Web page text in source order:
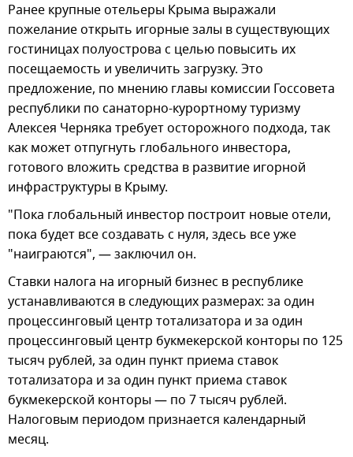
Ранее крупные отельеры Крыма выражали
пожелание открыть игорные залы в существующих
гостиницах полуострова с целью повысить их
посещаемость и увеличить загрузку. Это
предложение, по мнению главы комиссии Госсовета
республики по санаторно-курортному туризму
Алексея Черняка требует осторожного подхода, так
как может отпугнуть глобального инвестора,
готового вложить средства в развитие игорной
инфраструктуры в Крыму.
"Пока глобальный инвестор построит новые отели,
пока будет все создавать с нуля, здесь все уже
"наиграются", — заключил он.
Ставки налога на игорный бизнес в республике
устанавливаются в следующих размерах: за один
процессинговый центр тотализатора и за один
процессинговый центр букмекерской конторы по 125
тысяч рублей, за один пункт приема ставок
тотализатора и за один пункт приема ставок
букмекерской конторы — по 7 тысяч рублей.
Налоговым периодом признается календарный
месяц.